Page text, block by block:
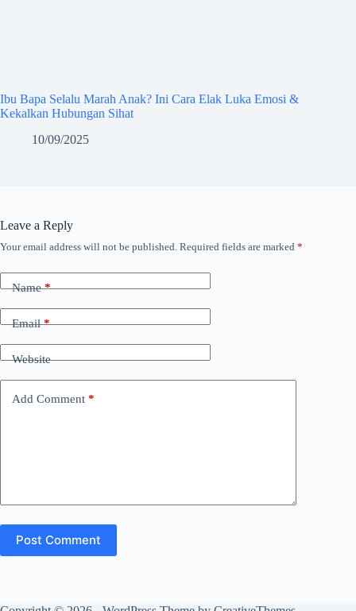
Ibu Bapa Selalu Marah Anak? Ini Cara Elak Luka Emosi &
Kekalkan Hubungan Sihat
10/09/2025
Leave a Reply
Your email address will not be published. Required fields are marked *
Name*
Email*
Website
Add Comment *
Post Comment